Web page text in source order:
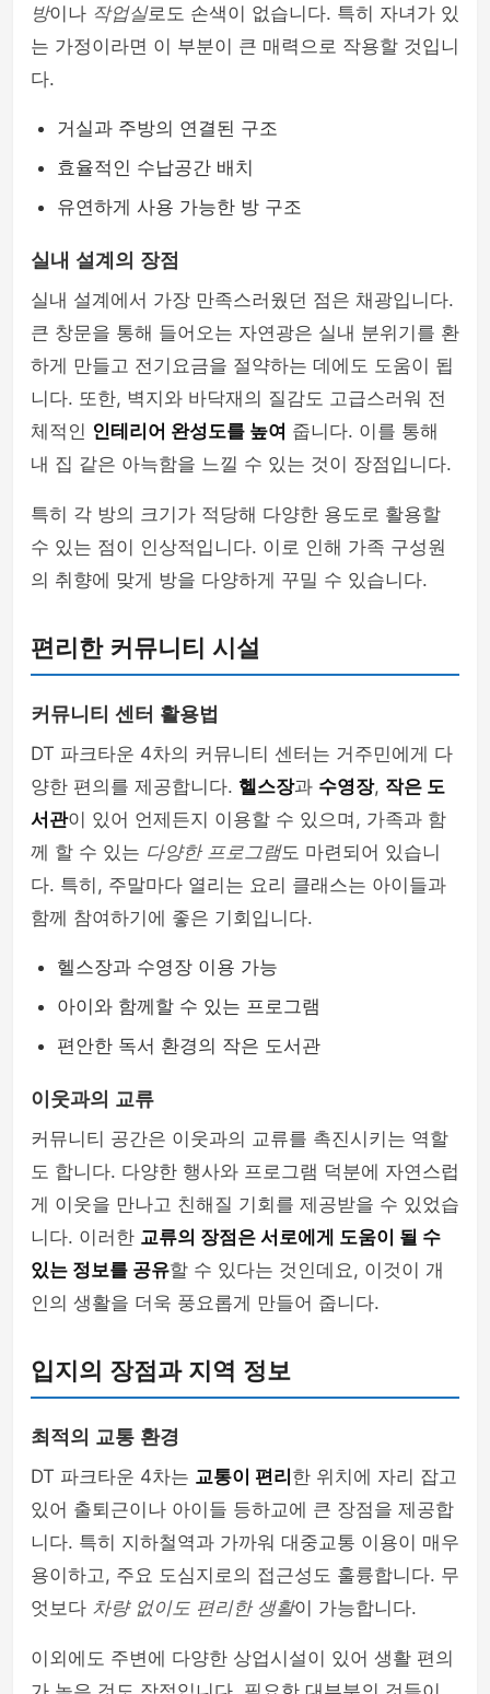
방이나 작업실로도 손색이 없습니다. 특히 자녀가 있
는 가정이라면 이 부분이 큰 매력으로 작용할 것입니
다.
거실과 주방의 연결된 구조
효율적인 수납공간 배치
유연하게 사용 가능한 방 구조
실내 설계의 장점
실내 설계에서 가장 만족스러웠던 점은 채광입니다.
큰 창문을 통해 들어오는 자연광은 실내 분위기를 환
하게 만들고 전기요금을 절약하는 데에도 도움이 됩
니다. 또한, 벽지와 바닥재의 질감도 고급스러워 전
체적인 인테리어 완성도를 높여 줍니다. 이를 통해
내 집 같은 아늑함을 느낄 수 있는 것이 장점입니다.
특히 각 방의 크기가 적당해 다양한 용도로 활용할
수 있는 점이 인상적입니다. 이로 인해 가족 구성원
의 취향에 맞게 방을 다양하게 꾸밀 수 있습니다.
편리한 커뮤니티 시설
커뮤니티 센터 활용법
DT 파크타운 4차의 커뮤니티 센터는 거주민에게 다
양한 편의를 제공합니다. 헬스장과 수영장, 작은 도
서관이 있어 언제든지 이용할 수 있으며, 가족과 함
께 할 수 있는 다양한 프로그램도 마련되어 있습니
다. 특히, 주말마다 열리는 요리 클래스는 아이들과
함께 참여하기에 좋은 기회입니다.
헬스장과 수영장 이용 가능
아이와 함께할 수 있는 프로그램
편안한 독서 환경의 작은 도서관
이웃과의 교류
커뮤니티 공간은 이웃과의 교류를 촉진시키는 역할
도 합니다. 다양한 행사와 프로그램 덕분에 자연스럽
게 이웃을 만나고 친해질 기회를 제공받을 수 있었습
니다. 이러한 교류의 장점은 서로에게 도움이 될 수
있는 정보를 공유할 수 있다는 것인데요, 이것이 개
인의 생활을 더욱 풍요롭게 만들어 줍니다.
입지의 장점과 지역 정보
최적의 교통 환경
DT 파크타운 4차는 교통이 편리 한 위치에 자리 잡고
있어 출퇴근이나 아이들 등하교에 큰 장점을 제공합
니다. 특히 지하철역과 가까워 대중교통 이용이 매우
용이하고, 주요 도심지로의 접근성도 훌륭합니다. 무
엇보다 차량 없이도 편리한 생활이 가능합니다.
이외에도 주변에 다양한 상업시설이 있어 생활 편의